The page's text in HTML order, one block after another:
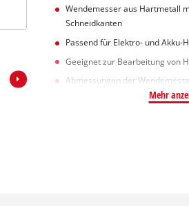
Wendemesser aus Hartmetall
Schneidkanten
Passend für Elektro- und
Geeignet zur Bearbeitung von
Abmessungen der
Mehr